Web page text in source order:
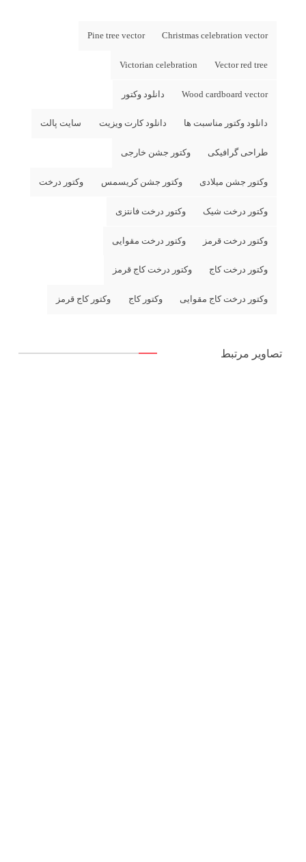
Christmas celebration vector
Pine tree vector
Vector red tree
Victorian celebration
Wood cardboard vector دانلود وکتور
دانلود وکتور مناسبت ها دانلود کارت ویزیت سایت پالت
طراحی گرافیکی وکتور جشن خارجی
وکتور جشن میلادی وکتور جشن کریسمس وکتور درخت
وکتور درخت شیک وکتور درخت فانتزی
وکتور درخت قرمز وکتور درخت مقوایی
وکتور درخت کاج وکتور درخت کاج قرمز
وکتور درخت کاج مقوایی وکتور کاج وکتور کاج قرمز
تصاویر مرتبط